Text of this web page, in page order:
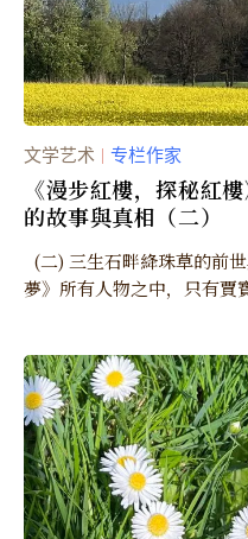
文学艺术 专栏作家
《漫步紅樓，探秘紅
的故事與真相（二）
(二) 三生石畔絳珠草的前世與真相 【新三才
夢》所有人物之中，只有賈